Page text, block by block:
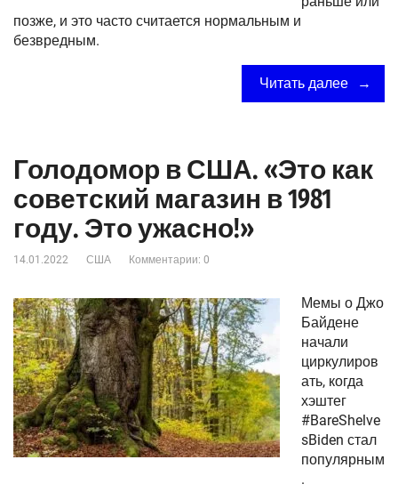
позже, и это часто считается нормальным и
безвредным.
Читать далее
Голодомор в США. «Это как
советский магазин в 1981
году. Это ужасно!»
14.01.2022 США Комментарии: 0
Мемы о Джо
Байдене
начали
циркулиров
ать, когда
хэштег
#BareShelve
sBiden стал
популярным
.